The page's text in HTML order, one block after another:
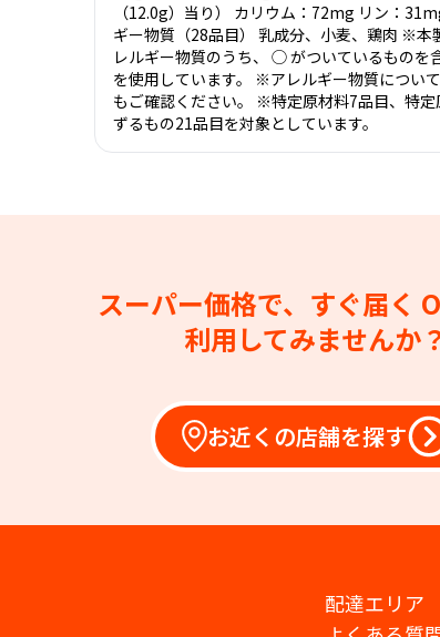
（12.0g）当り） カリウム：72mg リン：
ギー物質（28品目） 乳成分、小麦、鶏肉 ※本
レルギー物質のうち、 ◯ がついているものを
を使用しています。 ※アレルギー物質につい
もご確認ください。 ※特定原材料7品目、特定
ずるもの21品目を対象としています。
スーパー価格で、すぐ届く
利用してみませんか
お近くの店舗を探す
配達エリア